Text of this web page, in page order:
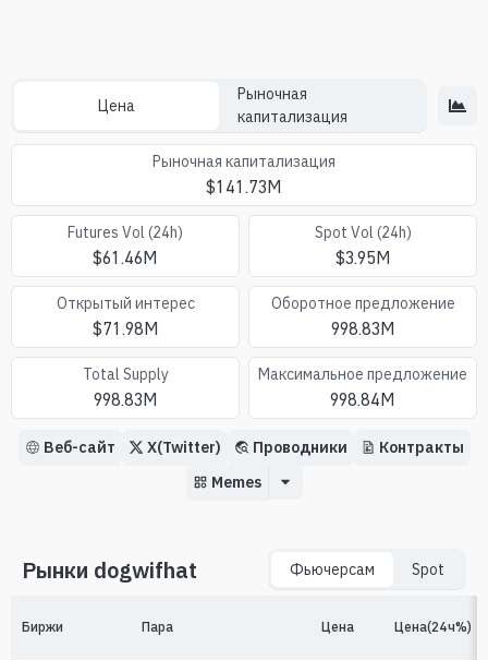
Цена
Рыночная
капитализация
Рыночная капитализация
$141.73M
Futures Vol (24h)
$61.46M
Spot Vol (24h)
$3.95M
Oткрытый интерес
$71.98M
Оборотное предложение
998.83M
Total Supply
998.83M
Максимальное предложение
998.84M
Веб-сайт X(Twitter) Проводники
Контракты
Memes
Рынки dogwifhat Фьючерсам Spot
Биржи Пара Цена Цена(24ч%)